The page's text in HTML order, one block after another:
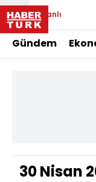
Canlı
Gündem
30 Nisan